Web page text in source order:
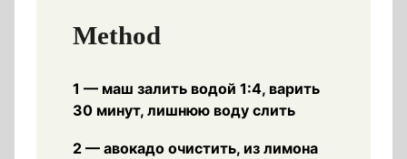
Method
1 — маш залить водой 1:4, варить
30 минут, лишнюю воду слить
2 — авокадо очистить, из лимона